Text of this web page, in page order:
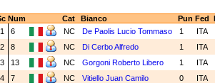
Num Cat Bianco Pun Fed
1
6 NC De Paolis Lucio Tommaso 1 ITA
2
8 NC Di Cerbo Alfredo 1 ITA
3
13 NC Gorgoni Roberto Libero 1 ITA
4
7 NC Vitiello Juan Camilo 0 ITA